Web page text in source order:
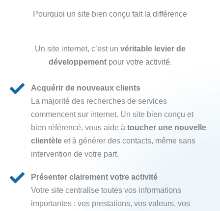
Pourquoi un site bien conçu fait la différence
Un site internet, c’est un véritable levier de
développementpour votre activité.
Acquérir de nouveaux clients
La majorité des recherches de services
commencent sur internet. Un site bien conçu et
bien référencé, vous aide à toucher une nouvelle
clientèleet à générer des contacts, même sans
intervention de votre part.
Présenter clairement votre activité
Votre site centralise toutes vos informations
importantes : vos prestations, vos valeurs, vos